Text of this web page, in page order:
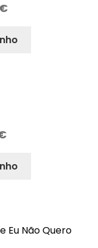
€
Eu Não Quero